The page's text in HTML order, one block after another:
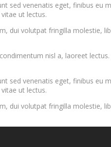
venenatis eget, finibus eu
ut lectus.
dui volutpat fringilla molestie,
nisl a, laoreet
venenatis eget, finibus eu
ut lectus.
dui volutpat fringilla molestie,